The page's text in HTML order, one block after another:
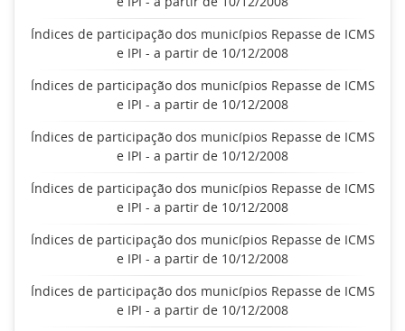
Índices de participação dos municípios Repasse de ICMS
e IPI - a partir de 10/12/2008
Índices de participação dos municípios Repasse de ICMS
e IPI - a partir de 10/12/2008
Índices de participação dos municípios Repasse de ICMS
e IPI - a partir de 10/12/2008
Índices de participação dos municípios Repasse de ICMS
e IPI - a partir de 10/12/2008
Índices de participação dos municípios Repasse de ICMS
e IPI - a partir de 10/12/2008
Índices de participação dos municípios Repasse de ICMS
e IPI - a partir de 10/12/2008